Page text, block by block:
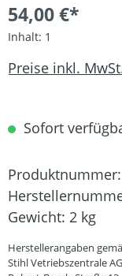
54,00 €*
Inhalt: 1
Preise inkl.
Sofort
Produktnummer:
Gewicht: 2 kg
Herstellerangaben
Stihl Vetriebszentrale